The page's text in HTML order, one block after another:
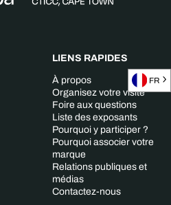
LIENS RAPIDES
À propos
Organisez votre visite
Foire aux questions
Liste des exposants
Pourquoi y participer ?
Pourquoi associer votre
marque
Relations publiques et
médias
Contactez-nous
FR